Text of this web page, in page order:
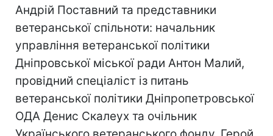
Андрій Поставний та представники
ветеранської спільноти: начальник
управління ветеранської політики
Дніпровської міської ради Антон Малий,
провідний спеціаліст із питань
ветеранської політики Дніпропетровської
ОДА Денис Скалеух та очільник